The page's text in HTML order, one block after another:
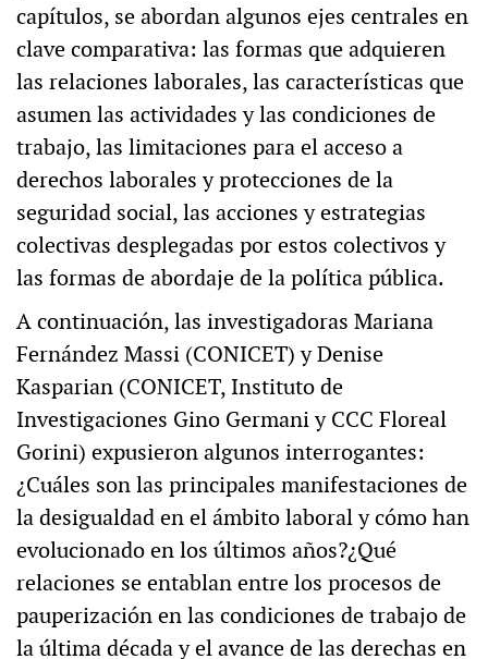
capítulos, se abordan algunos ejes centrales en
clave comparativa: las formas que adquieren
las relaciones laborales, las características que
asumen las actividades y las condiciones de
trabajo, las limitaciones para el acceso a
derechos laborales y protecciones de la
seguridad social, las acciones y estrategias
colectivas desplegadas por estos colectivos y
las formas de abordaje de la política pública.
A continuación, las investigadoras Mariana
Fernández Massi (CONICET) y Denise
Kasparian (CONICET, Instituto de
Investigaciones Gino Germani y CCC Floreal
Gorini) expusieron algunos interrogantes:
¿Cuáles son las principales manifestaciones de
la desigualdad en el ámbito laboral y cómo han
evolucionado en los últimos años?¿Qué
relaciones se entablan entre los procesos de
pauperización en las condiciones de trabajo de
la última década y el avance de las derechas en